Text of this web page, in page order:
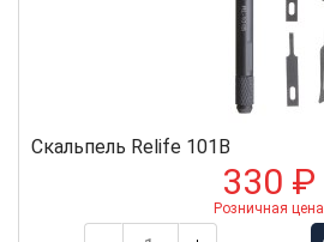
Скальпель Relife 101B
330 ₽
Розничная цена